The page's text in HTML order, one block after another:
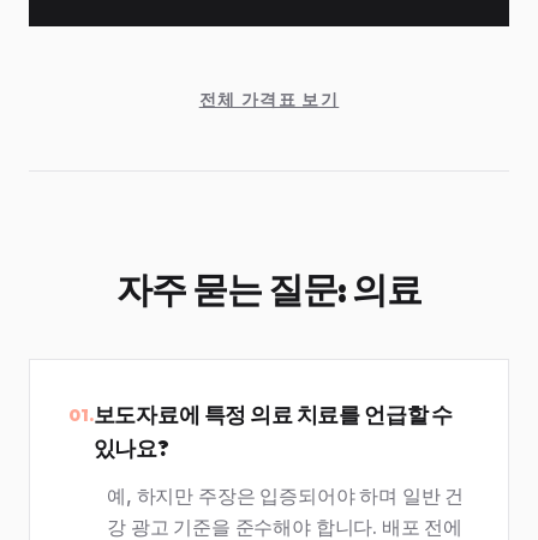
전체 가격표 보기
자주 묻는 질문: 의료
01.보도자료에 특정 의료 치료를 언급할 수
있나요?
예, 하지만 주장은 입증되어야 하며 일반 건
강 광고 기준을 준수해야 합니다. 배포 전에